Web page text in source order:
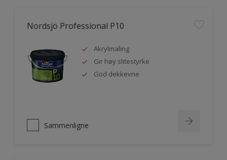
Nordsjö Professional P10
Akrylmaling
Gir høy slitestyrke
God dekkevne
Sammenligne